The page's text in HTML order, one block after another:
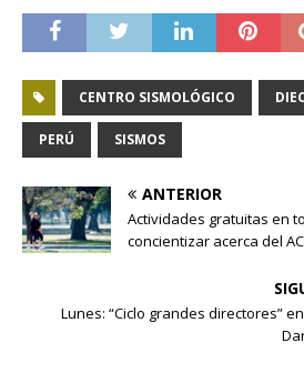
CENTRO SISMOLÓGICO
PERÚ SISMOS
ANTERIOR
Actividades gratuitas en
concientizar acerca del
Lunes: “Ciclo grandes directores”